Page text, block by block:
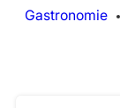
Gastronomie